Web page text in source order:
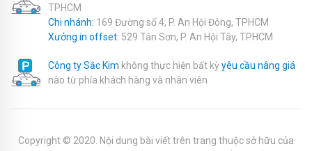
TPHCM
Chi nhánh: 169 Đường số 4, P. An Hội Đông, TPHCM
Xưởng in offset: 529 Tân Sơn, P. An Hội Tây, TPHCM
Công ty Sắc Kim không thực hiện bất kỳyêu cầu nâng giá
nào từ phía khách hàng và nhân viên
Copyright © 2020. Nội dung bài viết trên trang thuộc sở hữu của